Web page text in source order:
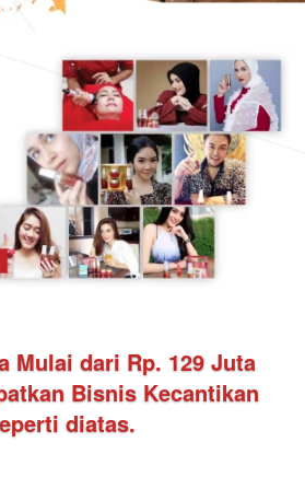
Mulai dari Rp. 129 Juta
Bisnis Kecantikan
diatas.